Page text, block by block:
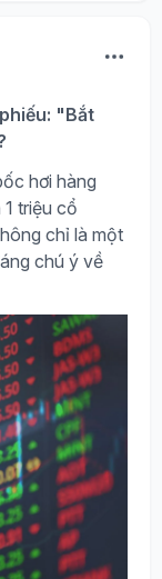
"Bắt
hơi hàng
triệu cổ
chỉ là một
chú ý về